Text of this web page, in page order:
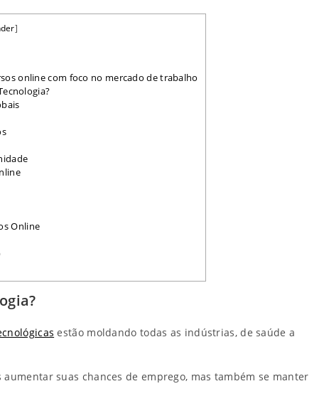
]
online com foco no mercado de trabalho
Online
estão moldando todas as indústrias, de saúde a
suas chances de emprego, mas também se manter